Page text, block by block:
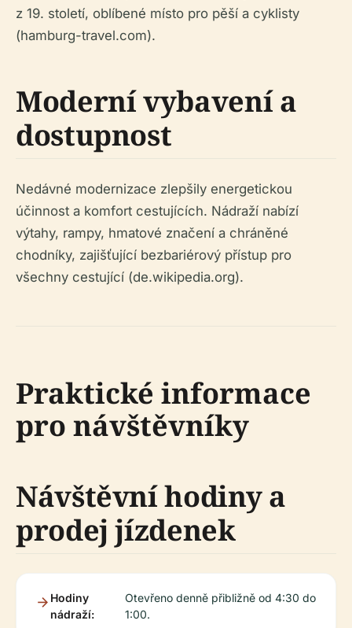
z 19. století, oblíbené místo pro pěší a cyklisty
(hamburg-travel.com).
Moderní vybavení a
dostupnost
Nedávné modernizace zlepšily energetickou
účinnost a komfort cestujících. Nádraží nabízí
výtahy, rampy, hmatové značení a chráněné
chodníky, zajišťující bezbariérový přístup pro
všechny cestující (de.wikipedia.org).
Praktické informace
pro návštěvníky
Návštěvní hodiny a
prodej jízdenek
Hodiny
nádraží:
Otevřeno denně přibližně od 4:30 do
1:00.